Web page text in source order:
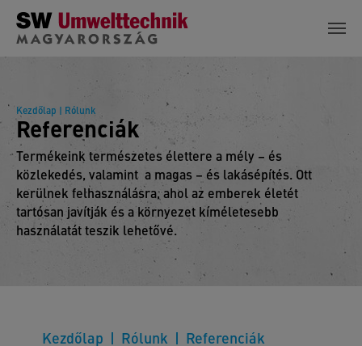
Skip to main content
Kezdőlap | Rólunk
Referenciák
Termékeink természetes élettere a mély – és
közlekedés, valamint a magas – és lakásépítés. Ott
kerülnek felhasználásra, ahol az emberek életét
tartósan javítják és a környezet kíméletesebb
használatát teszik lehetővé.
Kezdőlap Rólunk
Referenciák